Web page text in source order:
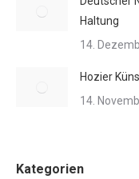
Haltung
14.
Hozier
14.
Kategorien